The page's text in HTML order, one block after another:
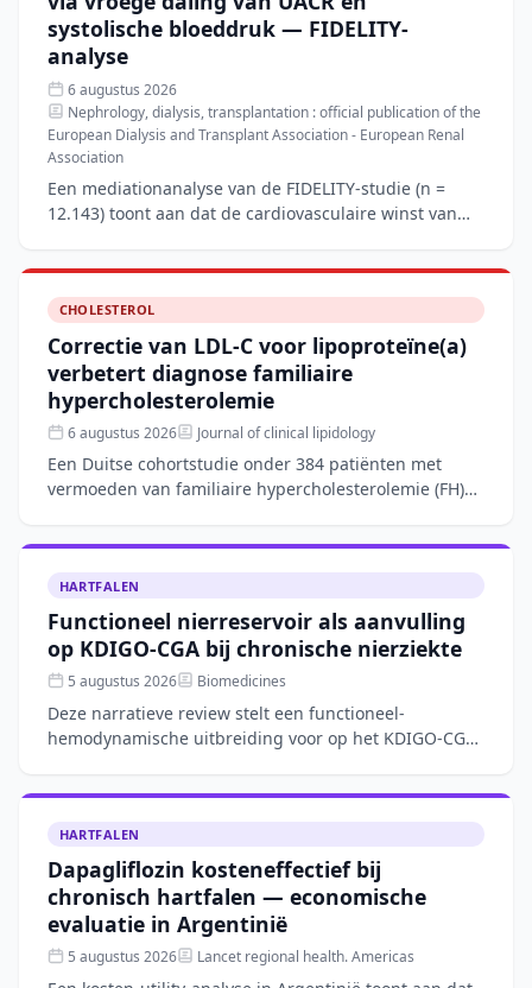
systolische bloeddruk — FIDELITY-
analyse
6 augustus 2026
Nephrology, dialysis, transplantation : official publication of the
European Dialysis and Transplant Association - European Renal
Association
Een mediationanalyse van de FIDELITY-studie (n =
12.143) toont aan dat de cardiovasculaire winst van
chronische
CHOLESTEROL
Correctie van LDL-C voor lipoproteïne(a)
verbetert diagnose familiaire
hypercholesterolemie
6 augustus 2026 Journal of clinical lipidology
Een Duitse cohortstudie onder 384 patiënten met
vermoeden van familiaire hypercholesterolemie (FH)
voor lipopro
HARTFALEN
Functioneel nierreservoir als aanvulling
op KDIGO-CGA bij chronische nierziekte
5 augustus 2026 Biomedicines
Deze narratieve review stelt een functioneel-
hemodynamische uitbreiding voor op het KDIGO-CGA-
HARTFALEN
Dapagliflozin kosteneffectief bij
chronisch hartfalen — economische
evaluatie in Argentinië
5 augustus 2026 Lancet regional health. Americas